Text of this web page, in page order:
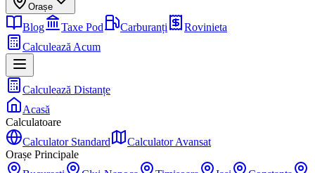
Orașe
Blog Taxe Pod Carburanți
Rovinieta
Calculează Acum
Calculează Distanțe
Acasă
Calculatoare
Calculator Standard
Calculator Avansat
Orașe Principale